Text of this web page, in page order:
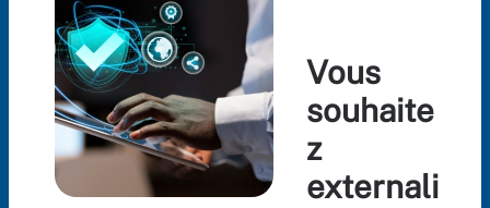
Vous
souhaite
z
externali